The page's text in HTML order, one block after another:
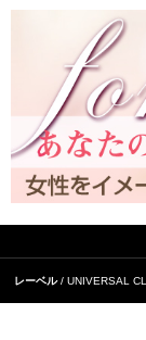
レーベル UNIVERSAL